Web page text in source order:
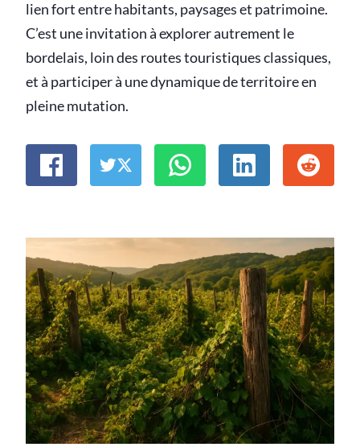
lien fort entre habitants, paysages et patrimoine.
C’est une invitation à explorer autrement le
bordelais, loin des routes touristiques classiques,
et à participer à une dynamique de territoire en
pleine mutation.